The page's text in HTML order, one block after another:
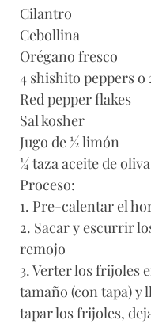
Cilantro
Cebollina
Orégano fresco
4 shishito peppers o
Red pepper flakes
Sal kosher
Jugo de ½ limón
¼ taza aceite de oliva
Proceso:
1. Pre-calentar el
2. Sacar y escurrir
remojo
3. Verter los frijoles
tamaño (con tapa) y
tapar los frijoles,